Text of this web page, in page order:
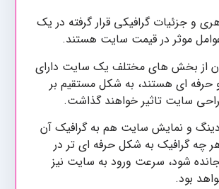
و جزئیات گرافیکی قرار گرفته در یک
موثر در قیمت سایت هستند.
از بخش های مختلف یک سایت دارای
ای هستند، به شکل مستقیم بر
سایت تاثیر خواهند گذاشت.
و نمایش سایت هم به گرافیک آن
چه گرافیک به شکل حرفه ای تر در
شود، سرعت ورود به سایت نیز
بود.